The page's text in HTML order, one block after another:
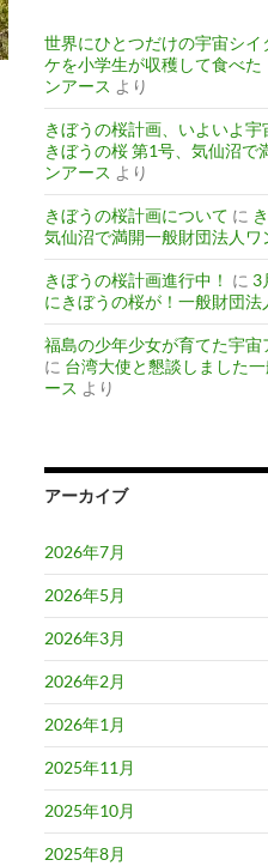
世界にひとつだけの宇宙シイ
ケを小学生が収穫して食べた
ンアース より
きぼうの桜計画、いよいよ宇
きぼうの桜 第1号、気仙沼で
ンアース より
きぼうの桜計画について に
気仙沼で満開一般財団法人ワ
きぼうの桜計画進行中！ に 3
にきぼうの桜が！一般財団法
福島の少年少女が育てた宇
に 台湾大使と懇談しました
ース より
アーカイブ
2026年7月
2026年5月
2026年3月
2026年2月
2026年1月
2025年11月
2025年10月
2025年8月